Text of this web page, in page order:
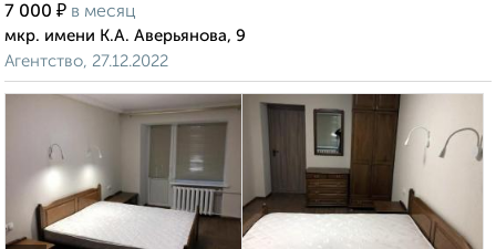
7 000 ₽ в месяц
мкр. имени К.А. Аверьянова, 9
Агентство, 27.12.2022